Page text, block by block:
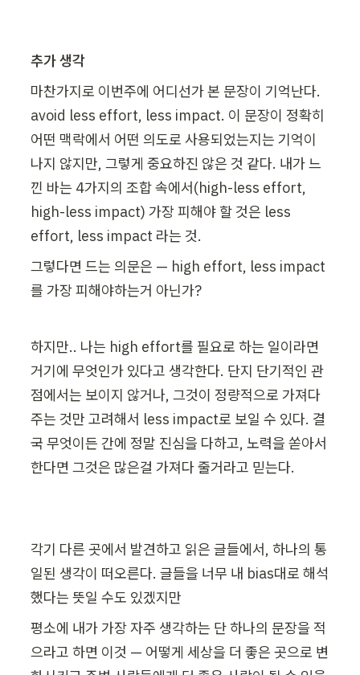
추가 생각
마찬가지로 이번주에 어디선가 본 문장이 기억난다.
avoid less effort, less impact. 이 문장이 정확히
어떤 맥락에서 어떤 의도로 사용되었는지는 기억이
나지 않지만, 그렇게 중요하진 않은 것 같다. 내가 느
낀 바는 4가지의 조합 속에서(high-less effort,
high-less impact) 가장 피해야 할 것은 less
effort, less impact 라는 것.
그렇다면 드는 의문은 — high effort, less impact
를 가장 피해야하는거 아닌가?
하지만.. 나는 high effort를 필요로 하는 일이라면
거기에 무엇인가 있다고 생각한다. 단지 단기적인 관
점에서는 보이지 않거나, 그것이 정량적으로 가져다
주는 것만 고려해서 less impact로 보일 수 있다. 결
국 무엇이든 간에 정말 진심을 다하고, 노력을 쏟아서
한다면 그것은 많은걸 가져다 줄거라고 믿는다.
각기 다른 곳에서 발견하고 읽은 글들에서, 하나의 통
일된 생각이 떠오른다. 글들을 너무 내 bias대로 해석
했다는 뜻일 수도 있겠지만
평소에 내가 가장 자주 생각하는 단 하나의 문장을 적
으라고 하면 이것 — 어떻게 세상을 더 좋은 곳으로 변